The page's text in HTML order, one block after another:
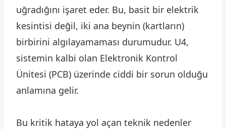
uğradığını işaret eder. Bu, basit bir elektrik
kesintisi değil, iki ana beynin (kartların)
birbirini algılayamaması durumudur. U4,
sistemin kalbi olan Elektronik Kontrol
Ünitesi (PCB) üzerinde ciddi bir sorun olduğu
anlamına gelir.
Bu kritik hataya yol açan teknik nedenler